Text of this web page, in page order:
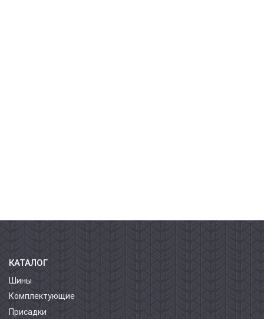
КАТАЛОГ
Шины
Комплектующие
Присадки